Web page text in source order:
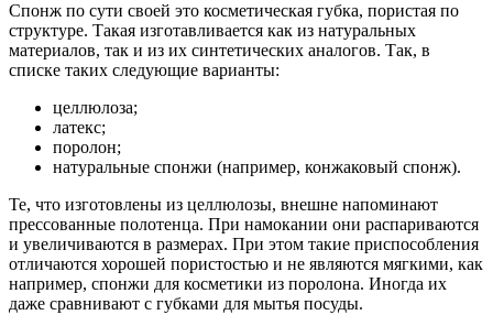
Спонж по сути своей это косметическая губка, пористая по
структуре. Такая изготавливается как из натуральных
материалов, так и из их синтетических аналогов. Так, в
списке таких следующие варианты:
целлюлоза;
латекс;
поролон;
натуральные спонжи (например, конжаковый спонж).
Те, что изготовлены из целлюлозы, внешне напоминают
прессованные полотенца. При намокании они распариваются
и увеличиваются в размерах. При этом такие приспособления
отличаются хорошей пористостью и не являются мягкими, как
например, спонжи для косметики из поролона. Иногда их
даже сравнивают с губками для мытья посуды.